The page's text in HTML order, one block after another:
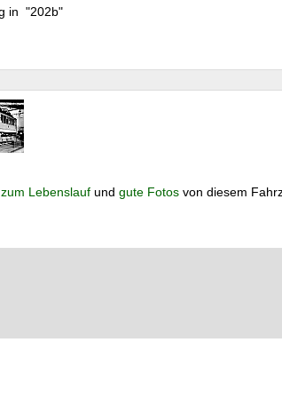
in "202b"
Lebenslauf und gute Fotos von diesem